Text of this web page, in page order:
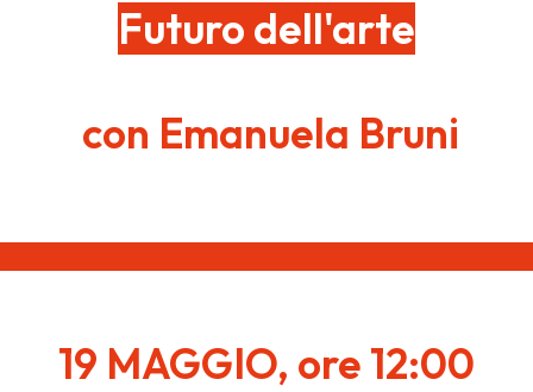
Futuro dell'arte
con Emanuela Bruni
19 MAGGIO, ore 12:00